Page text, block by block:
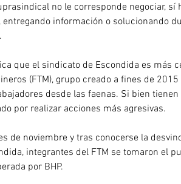
no le corresponde negociar, sí
entregando información o solucionando
que el sindicato de Escondida es más
(FTM), grupo creado a fines de
desde las faenas. Si bien
por realizar acciones más agresivas.
de noviembre y tras conocerse la
integrantes del FTM se tomaron el
por BHP.